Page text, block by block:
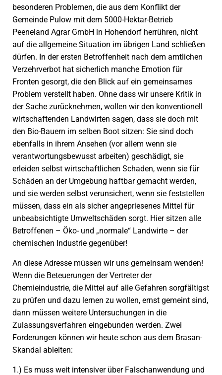
besonderen Problemen, die aus dem Konflikt der
Gemeinde Pulow mit dem 5000-Hektar-Betrieb
Peeneland Agrar GmbH in Hohendorf herrühren, nicht
auf die allgemeine Situation im übrigen Land schließen
dürfen. In der ersten Betroffenheit nach dem amtlichen
Verzehrverbot hat sicherlich manche Emotion für
Fronten gesorgt, die den Blick auf ein gemeinsames
Problem verstellt haben. Ohne dass wir unsere Kritik in
der Sache zurücknehmen, wollen wir den konventionell
wirtschaftenden Landwirten sagen, dass sie doch mit
den Bio-Bauern im selben Boot sitzen: Sie sind doch
ebenfalls in ihrem Ansehen (vor allem wenn sie
verantwortungsbewusst arbeiten) geschädigt, sie
erleiden selbst wirtschaftlichen Schaden, wenn sie für
Schäden an der Umgebung haftbar gemacht werden,
und sie werden selbst verunsichert, wenn sie feststellen
müssen, dass ein als sicher angepriesenes Mittel für
unbeabsichtigte Umweltschäden sorgt. Hier sitzen alle
Betroffenen – Öko- und „normale“ Landwirte – der
chemischen Industrie gegenüber!
An diese Adresse müssen wir uns gemeinsam wenden!
Wenn die Beteuerungen der Vertreter der
Chemieindustrie, die Mittel auf alle Gefahren sorgfältigst
zu prüfen und dazu lernen zu wollen, ernst gemeint sind,
dann müssen weitere Untersuchungen in die
Zulassungsverfahren eingebunden werden. Zwei
Forderungen können wir heute schon aus dem Brasan-
Skandal ableiten:
1.) Es muss weit intensiver über Falschanwendung und